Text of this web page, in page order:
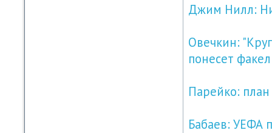
Джим Нилл:
Овечкин:
понесет
Парейко:
Бабаев: УЕФА